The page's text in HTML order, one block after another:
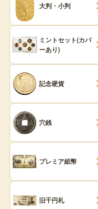
大判・小判
ミントセット(カバ
ーあり)
記念硬貨
穴銭
プレミア紙幣
旧千円札